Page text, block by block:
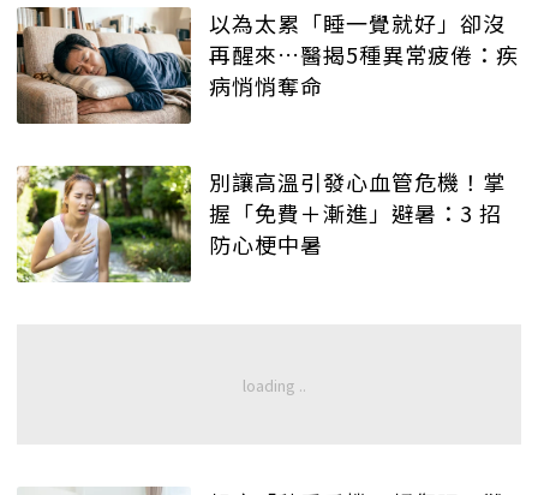
以為太累「睡一覺就好」卻沒
再醒來…醫揭5種異常疲倦：疾
病悄悄奪命
別讓高溫引發心血管危機！掌
握「免費＋漸進」避暑：3 招
防心梗中暑